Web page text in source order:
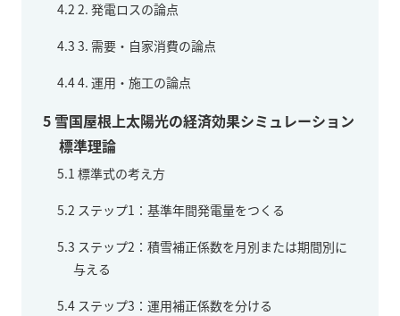
4.2 2. 発電ロスの論点
4.3 3. 需要・自家消費の論点
4.44. 運用・施工の論点
5 雪国屋根上太陽光の経済効果シミュレーション
標準理論
5.1 標準式の考え方
5.2 ステップ1：基準年間発電量をつくる
5.3 ステップ2：積雪補正係数を月別または期間別に
与える
5.4 ステップ3：運用補正係数を分ける